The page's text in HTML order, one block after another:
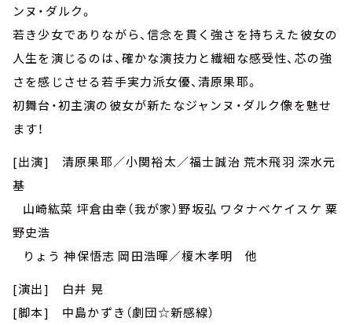
ンヌ・ダルク。
若き少女でありながら、信念を貫く強さを持ちえた彼女の
人生を演じるのは、確かな演技力と繊細な感受性、芯の強
さを感じさせる若手実力派女優、清原果耶。
初舞台・初主演の彼女が新たなジャンヌ・ダルク像を魅せ
ます！
[出演] 清原果耶／小関裕太／福士誠治 荒木飛羽 深水元
基
山崎紘菜 坪倉由幸（我が家）野坂弘 ワタナベケイスケ 粟
野史浩
りょう 神保悟志 岡田浩暉／榎木孝明 他
[演出] 白井 晃
[脚本] 中島かずき（劇団☆新感線）